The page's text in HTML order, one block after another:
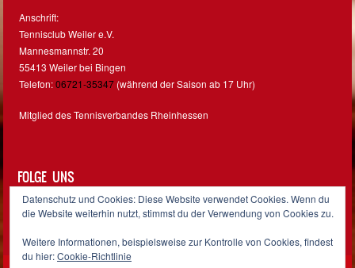
Anschrift:
Tennisclub Weiler e.V.
Mannesmannstr. 20
55413 Weiler bei Bingen
Telefon:06721-35347 (während der Saison ab 17 Uhr)
Mitglied des Tennisverbandes Rheinhessen
FOLGE UNS
FacebookInstagram
Datenschutz und Cookies: Diese Website verwendet Cookies. Wenn du
die Website weiterhin nutzt, stimmst du der Verwendung von Cookies zu.
Weitere Informationen, beispielsweise zur Kontrolle von Cookies, findest
du hier:Cookie-Richtlinie